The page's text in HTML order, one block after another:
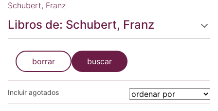
Schubert, Franz
Libros de: Schubert, Franz
borrar buscar
Incluir agotados